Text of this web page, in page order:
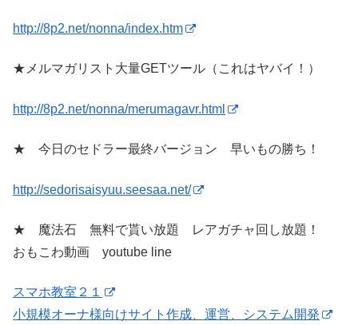
http://8p2.net/nonna/index.htm
★メルマガリスト大量GETツール（これはヤバイ！）
http://8p2.net/nonna/merumagavr.html
★ 今日のセドラー最終バージョン 早いもの勝ち！
http://sedorisaisyuu.seesaa.net/
★ 魔法石 無料で貰い放題 レアガチャ回し放題！
おもこわ動画 youtube line
スマホ教室２１
小規模オーナ様向けサイト作成、運営、システム開発